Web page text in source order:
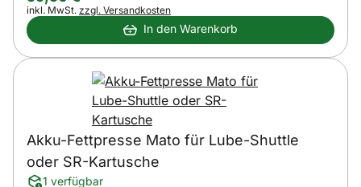
Steuerhinweis:
inkl. MwSt. zzgl. Versandkosten
In den Warenkorb
Akku-Fettpresse Mato für Lube-Shuttle
oder SR-Kartusche
1 verfügbar